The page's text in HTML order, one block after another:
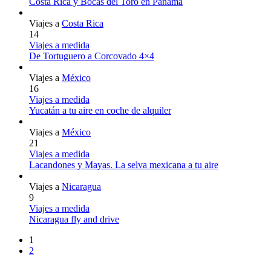
Viajes a Costa Rica
14
Viajes a medida
De Tortuguero a Corcovado 4×4
Viajes a México
16
Viajes a medida
Yucatán a tu aire en coche de alquiler
Viajes a México
21
Viajes a medida
Lacandones y Mayas. La selva mexicana a tu aire
Viajes a Nicaragua
9
Viajes a medida
Nicaragua fly and drive
1
2